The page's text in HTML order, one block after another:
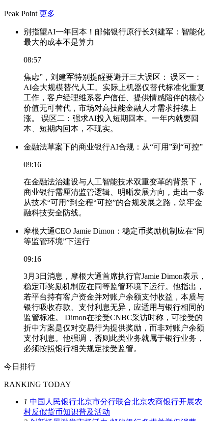
Peak Point 更多
别指望AI一年回本！邮储银行原行长刘建军：智能化
最大的成本不是算力
08:57
焦虑”，刘建军特别提醒要避开三大误区： 误区一：
AI会大规模替代人工。实际上机器仅替代标准化重复
工作，客户经理维系客户信任、提供情感陪伴的核心
价值无可替代，市场对高技能金融人才需求持续上
涨。 误区二：强求AI投入短期回本。一年内就要回
本、短期内回本，不现实。
金融法草案下的商业银行AI合规：从“可用”到“可控”
09:16
在金融法治建设与人工智能技术双重变革的背景下，
商业银行需厘清监管逻辑、明晰发展方向，走出一条
从技术“可用”到全程“可控”的合规发展之路，筑牢金
融科技安全防线。
摩根大通CEO Jamie Dimon：稳定币奖励机制应在“同
等监管环境”下运行
09:16
3月3日消息，摩根大通首席执行官Jamie Dimon表示，
稳定币奖励机制应在同等监管环境下运行。他指出，
若平台持有客户资金并对账户余额支付收益，本质与
银行吸收存款、支付利息无异，应适用与银行相同的
监管标准。 Dimon在接受CNBC采访时称，可接受的
折中方案是仅对交易行为提供奖励，而非对账户余额
支付利息。他强调，否则此类业务就属于银行业务，
必须按照银行相关规定接受监管。
今日排行
RANKING TODAY
1 中国人民银行北京市分行联合北京农商银行开展农
村反假货币知识普及活动